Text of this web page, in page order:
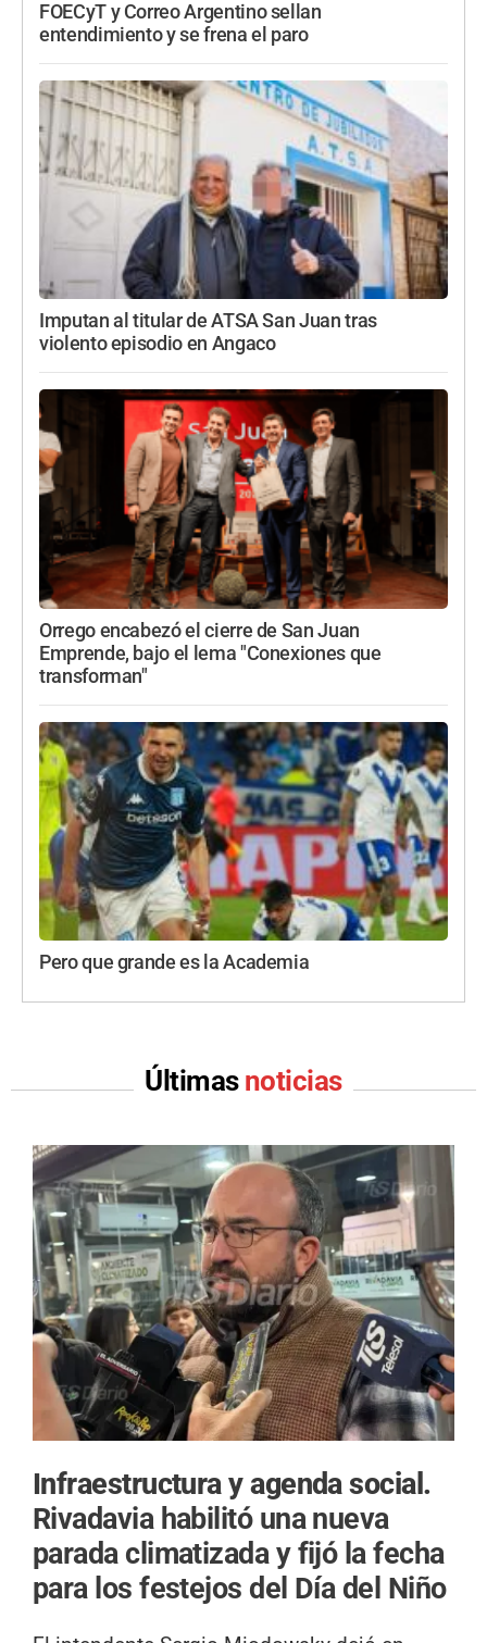
FOECyT y Correo Argentino sellan
entendimiento y se frena el paro
Imputan al titular de ATSA San Juan tras
violento episodio en Angaco
Orrego encabezó el cierre de San Juan
Emprende, bajo el lema "Conexiones que
transforman"
Pero que grande es la Academia
Últimas noticias
Infraestructura y agenda social.
Rivadavia habilitó una nueva
parada climatizada y fijó la fecha
para los festejos del Día del Niño